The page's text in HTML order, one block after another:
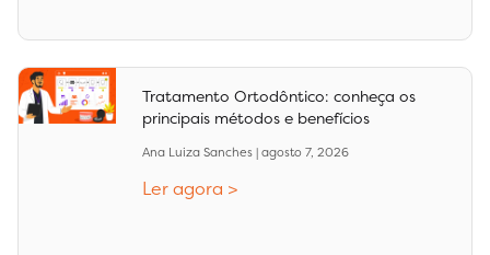
Tratamento Ortodôntico: conheça os
principais métodos e benefícios
Ana Luiza Sanches agosto 7, 2026
Ler agora >